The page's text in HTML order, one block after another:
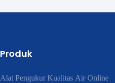
Produk
Alat Pengukur Kualitas Air Online